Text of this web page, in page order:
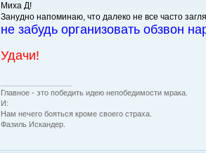
Миха Д!
Занудно напоминаю, что далеко не все часто
не забудь организовать обзвон
Удачи!
Главное - это победить идею непобедимости мрака.
И:
Нам нечего бояться кроме своего страха.
Фазиль Искандер.